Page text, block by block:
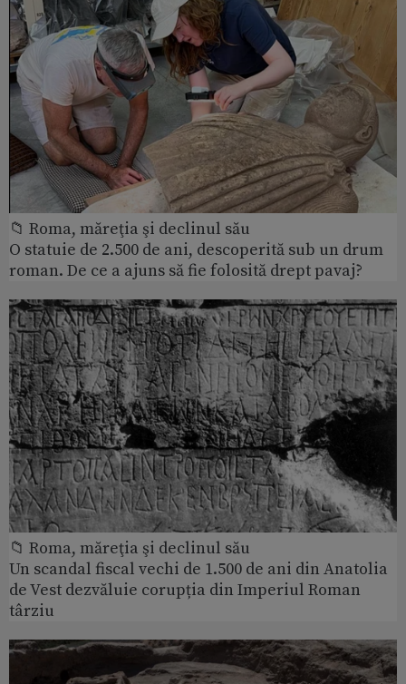
📁 Roma, măreţia şi declinul său
O statuie de 2.500 de ani, descoperită sub un drum
roman. De ce a ajuns să fie folosită drept pavaj?
📁 Roma, măreţia şi declinul său
Un scandal fiscal vechi de 1.500 de ani din Anatolia
de Vest dezvăluie corupția din Imperiul Roman
târziu